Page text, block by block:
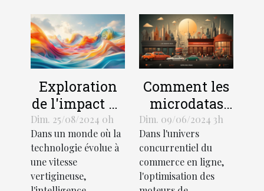
Exploration
de l'impact de
l'IA sur la
créativité
dans le
domaine
Dim. 25/08/2024 0h
Dans un monde où la
technologie évolue à
une vitesse
vertigineuse,
Comment les
microdatas
peuvent
transformer
l'efficacité du
SEO pour les
Dim. 09/06/2024 3h
Dans l'univers
concurrentiel du
commerce en ligne,
l'optimisation des